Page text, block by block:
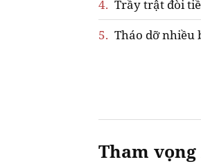
4. Trầy trật đòi
5. Tháo dỡ nhiều
Tham